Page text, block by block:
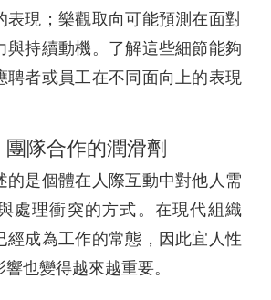
表現；樂觀取向可能預測在面對
與持續動機。了解這些細節能夠
聘者或員工在不同面向上的表現
隊合作的潤滑劑
的是個體在人際互動中對他人需
處理衝突的方式。在現代組織
經成為工作的常態，因此宜人性
也變得越來越重要。